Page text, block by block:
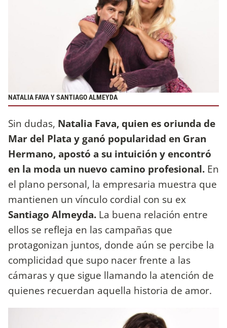
NATALIA FAVA Y SANTIAGO ALMEYDA
Sin dudas, Natalia Fava, quien es oriunda de
Mar del Plata y ganó popularidad en Gran
Hermano, apostó a su intuición y encontró
en la moda un nuevo camino profesional. En
el plano personal, la empresaria muestra que
mantienen un vínculo cordial con su ex
Santiago Almeyda. La buena relación entre
ellos se refleja en las campañas que
protagonizan juntos, donde aún se percibe la
complicidad que supo nacer frente a las
cámaras y que sigue llamando la atención de
quienes recuerdan aquella historia de amor.